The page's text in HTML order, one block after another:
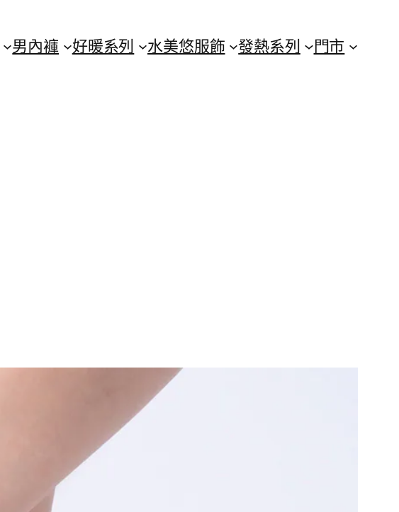
男內褲 好暖系列 水美悠服飾 發熱系列 門市